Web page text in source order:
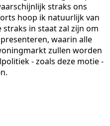
straks ons
hoop ik natuurlijk van
in staat zal zijn om
waarin alle
zullen worden
- zoals deze motie -